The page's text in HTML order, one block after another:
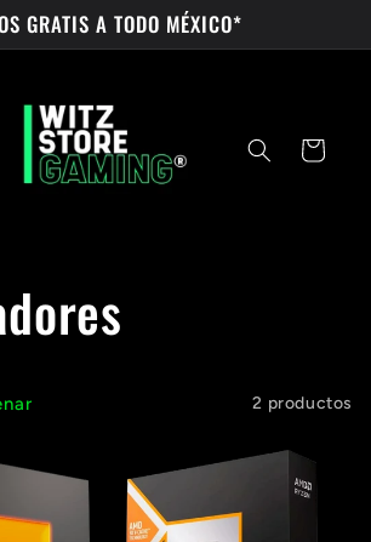
GRATIS A TODO MÉXICO*
Carrito
2 productos